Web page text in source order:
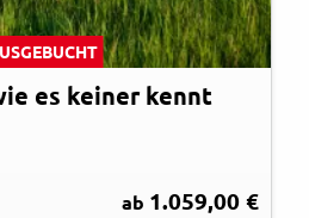
es keiner kennt
ab 1.059,00 €